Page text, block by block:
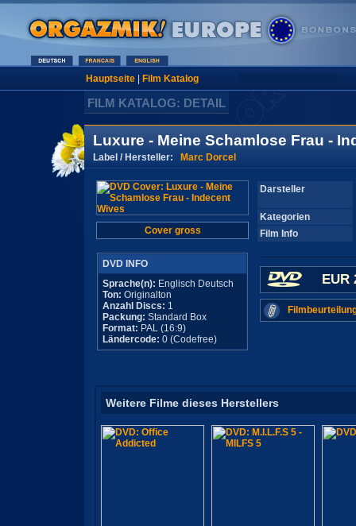
Hauptseite| Film Katalog
FILM KATALOG: DETAIL
Luxure - Meine Schamlose Frau -
Label / Hersteller: Marc Dorcel
Cover gross
DVD INFO
Sprache(n): Englisch Deutsch
Ton: Originalton
Anzahl Discs: 1
Packung: Standard Box
Format: PAL (16:9)
Ländercode: 0 (Codefree)
Darsteller
Kategorien
Film Info
EUR
Weitere Filme dieses Herstellers